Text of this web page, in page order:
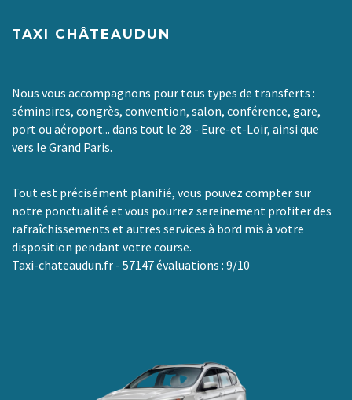
TAXI CHÂTEAUDUN
Nous vous accompagnons pour tous types de transferts :
séminaires, congrès, convention, salon, conférence, gare,
port ou aéroport... dans tout le 28 - Eure-et-Loir, ainsi que
vers le Grand Paris.
Tout est précisément planifié, vous pouvez compter sur
notre ponctualité et vous pourrez sereinement profiter des
rafraîchissements et autres services à bord mis à votre
disposition pendant votre course.
Taxi-chateaudun.fr - 57147évaluations : 9/10